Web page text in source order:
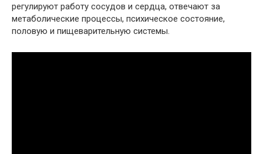
регулируют работу сосудов и сердца, отвечают за
метаболические процессы, психическое состояние,
половую и пищеварительную системы.